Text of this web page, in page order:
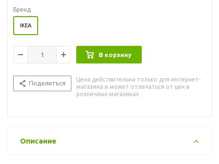
Бренд
IKEA
В корзину
Поделиться
Цена действительна только для интернет-
магазина и может отличаться от цен в
розничных магазинах
Описание